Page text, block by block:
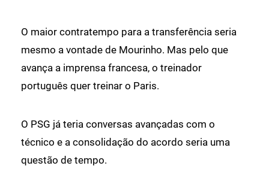
O maior contratempo para a transferência seria
mesmo a vontade de Mourinho. Mas pelo que
avança a imprensa francesa, o treinador
português quer treinar o Paris.
O PSG já teria conversas avançadas com o
técnico e a consolidação do acordo seria uma
questão de tempo.